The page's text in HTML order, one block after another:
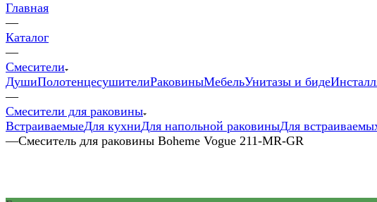
Главная
—
Каталог
—
Смесители
ДушиПолотенцесушителиРаковиныМебельУнитазы и биде
—
Смесители для раковины
ВстраиваемыеДля кухниДля напольной раковиныДля
—Смеситель для раковины Boheme Vogue 211-MR-GR